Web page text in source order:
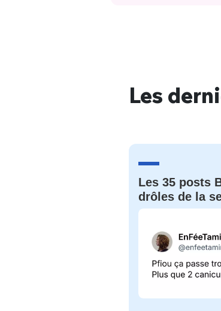
Les
Les 35 posts
drôles de la
PSEUDO*
PASSWORD*
VOTRE
Que